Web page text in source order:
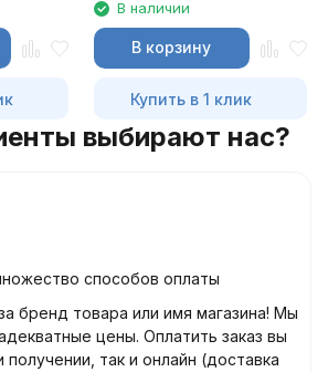
В наличии
В корзину
Купить в 1 клик
выбирают нас?
способов оплаты
бренд товара или имя магазина! Мы
цены. Оплатить заказ вы
так и онлайн (доставка